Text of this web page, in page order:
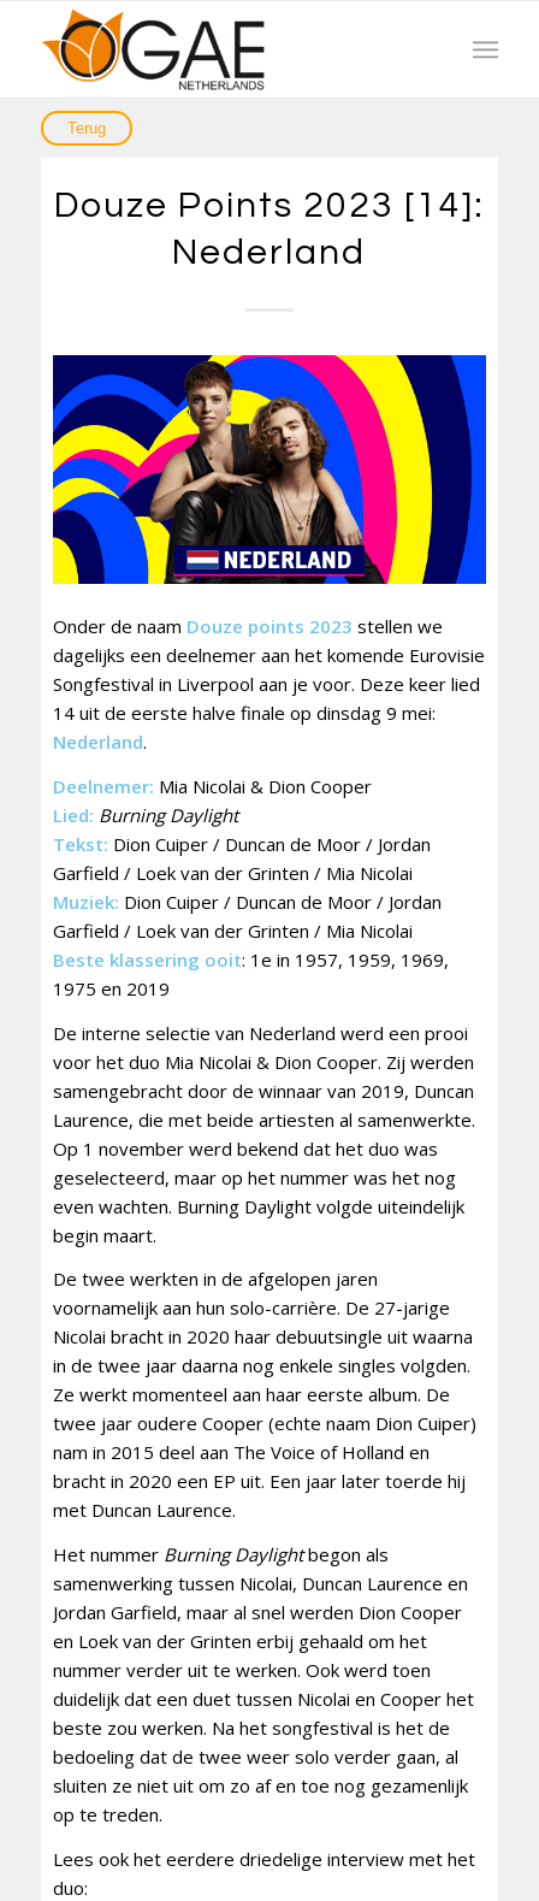
Douze Points 2023 [14]:
Nederland
Onder de naam Douze points 2023 stellen we
dagelijks een deelnemer aan het komende Eurovisie
Songfestival in Liverpool aan je voor. Deze keer lied
14 uit de eerste halve finale op dinsdag 9 mei:
Nederland.
Deelnemer: Mia Nicolai & Dion Cooper
Lied: Burning Daylight
Tekst: Dion Cuiper / Duncan de Moor / Jordan
Garfield / Loek van der Grinten / Mia Nicolai
Muziek: Dion Cuiper / Duncan de Moor / Jordan
Garfield / Loek van der Grinten / Mia Nicolai
Beste klassering ooit: 1e in 1957, 1959, 1969,
1975 en 2019
De interne selectie van Nederland werd een prooi
voor het duo Mia Nicolai & Dion Cooper. Zij werden
samengebracht door de winnaar van 2019, Duncan
Laurence, die met beide artiesten al samenwerkte.
Op 1 november werd bekend dat het duo was
geselecteerd, maar op het nummer was het nog
even wachten. Burning Daylight volgde uiteindelijk
begin maart.
De twee werkten in de afgelopen jaren
voornamelijk aan hun solo-carrière. De 27-jarige
Nicolai bracht in 2020 haar debuutsingle uit waarna
in de twee jaar daarna nog enkele singles volgden.
Ze werkt momenteel aan haar eerste album. De
twee jaar oudere Cooper (echte naam Dion Cuiper)
nam in 2015 deel aan The Voice of Holland en
bracht in 2020 een EP uit. Een jaar later toerde hij
met Duncan Laurence.
Het nummer Burning Daylightbegon als
samenwerking tussen Nicolai, Duncan Laurence en
Jordan Garfield, maar al snel werden Dion Cooper
en Loek van der Grinten erbij gehaald om het
nummer verder uit te werken. Ook werd toen
duidelijk dat een duet tussen Nicolai en Cooper het
beste zou werken. Na het songfestival is het de
bedoeling dat de twee weer solo verder gaan, al
sluiten ze niet uit om zo af en toe nog gezamenlijk
op te treden.
Lees ook het eerdere driedelige interview met het
duo: